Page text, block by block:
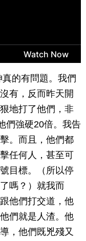
的有問題。我們
有，反而昨天開
地打了他們，非
們強硬20倍。我告
。而且，他們都
任何人，甚至可
目標。（所以停
嗎？）就我而
他們打交道，他
們就是人渣。他
，他們既兇殘又